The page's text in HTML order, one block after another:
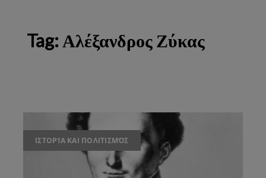
Tag: Αλέξανδρος Ζύκας
ΙΣΤΟΡΊΑ ΚΑΙ ΠΟΛΙΤΙΣΜΌΣ